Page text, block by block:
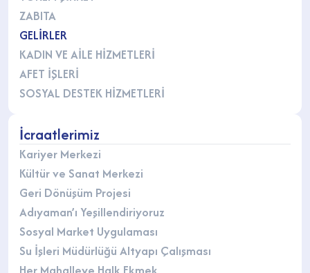
ZABITA
GELİRLER
KADIN VE AİLE HİZMETLERİ
AFET İŞLERİ
SOSYAL DESTEK HİZMETLERİ
İcraatlerimiz
Kariyer Merkezi
Kültür ve Sanat Merkezi
Geri Dönüşüm Projesi
Adıyaman’ı Yeşillendiriyoruz
Sosyal Market Uygulaması
Su İşleri Müdürlüğü Altyapı Çalışması